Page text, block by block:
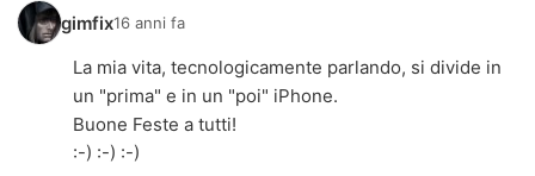
gimfix16 anni fa
La mia vita, tecnologicamente parlando, si divide in
un "prima" e in un "poi" iPhone.
Buone Feste a tutti!
:-) :-) :-)